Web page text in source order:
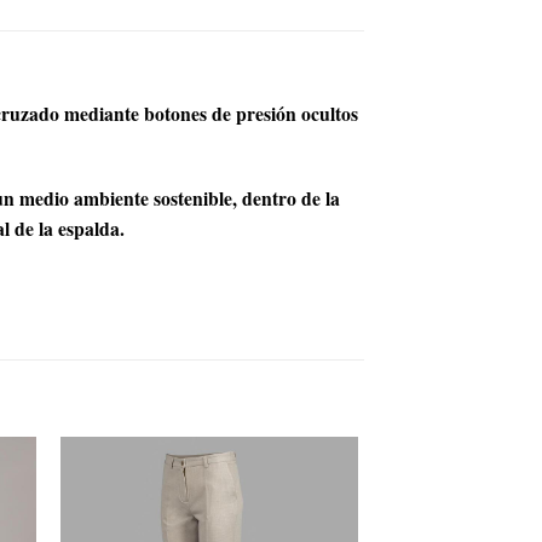
mediante botones de presión ocultos
ambiente sostenible, dentro de la
de la espalda.